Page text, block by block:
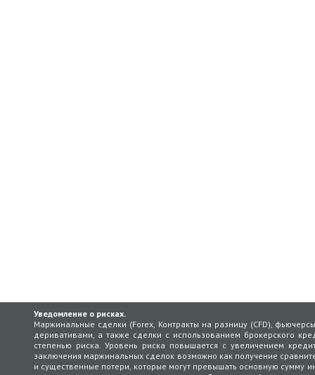
Уведомление о рисках.
Маржинальные сделки (Forex, Контракты на разницу (CFD),
деривативами, а также сделки с использованием брокерского
степенью риска. Уровень риска повышается с увеличением
заключения маржинальных сделок возможно как получение
и существенные потери, которые могут превышать основную сумму